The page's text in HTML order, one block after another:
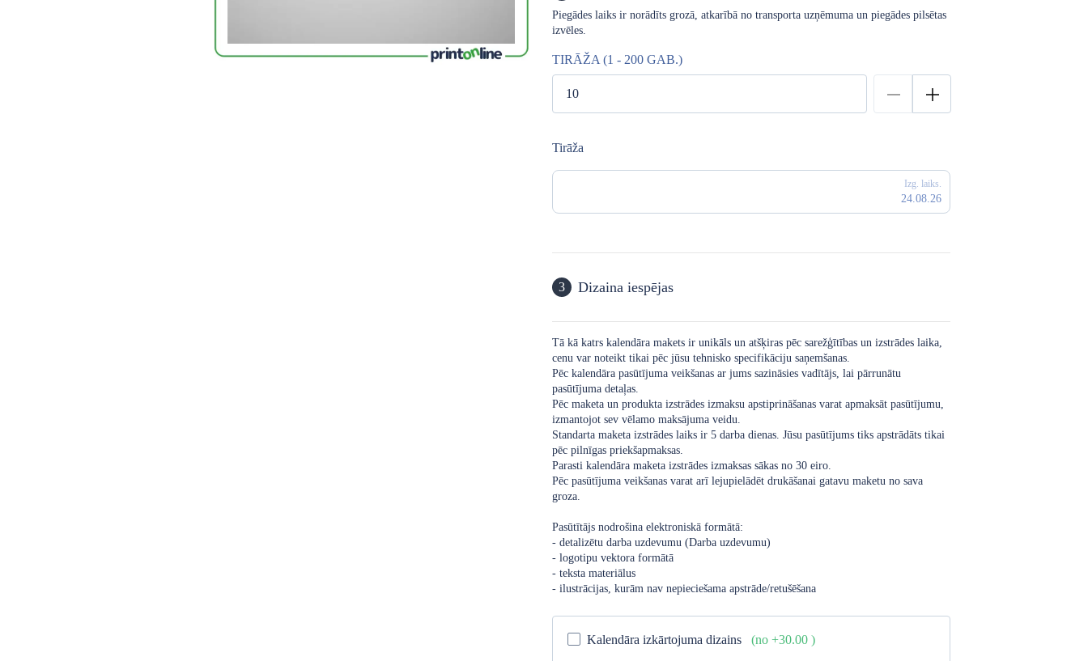
Piegādes laiks ir norādīts grozā, atkarībā no transporta uzņēmuma un piegādes pilsētas
izvēles.
TIRĀŽA (1 - 200 GAB.)
Tirāža
Izg. laiks.
24.08.26
3 Dizaina iespējas
Tā kā katrs kalendāra makets ir unikāls un atšķiras pēc sarežģītības un izstrādes laika,
cenu var noteikt tikai pēc jūsu tehnisko specifikāciju saņemšanas.
Pēc kalendāra pasūtījuma veikšanas ar jums sazināsies vadītājs, lai pārrunātu
pasūtījuma detaļas.
Pēc maketa un produkta izstrādes izmaksu apstiprināšanas varat apmaksāt pasūtījumu,
izmantojot sev vēlamo maksājuma veidu.
Standarta maketa izstrādes laiks ir 5 darba dienas. Jūsu pasūtījums tiks apstrādāts tikai
pēc pilnīgas priekšapmaksas.
Parasti kalendāra maketa izstrādes izmaksas sākas no 30 eiro.
Pēc pasūtījuma veikšanas varat arī lejupielādēt drukāšanai gatavu maketu no sava
groza.
Pasūtītājs nodrošina elektroniskā formātā:
- detalizētu darba uzdevumu (Darba uzdevumu)
- logotipu vektora formātā
- teksta materiālus
- ilustrācijas, kurām nav nepieciešama apstrāde/retušēšana
Kalendāra izkārtojuma dizains (no +30.00 )